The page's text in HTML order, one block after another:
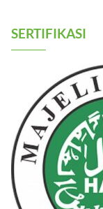
SERTIFIKASI